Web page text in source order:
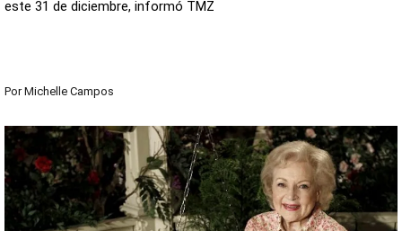
este 31 de diciembre, informó TMZ
Por Michelle Campos